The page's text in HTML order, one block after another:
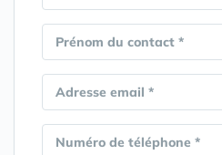
Prénom du contact *
Adresse email *
Numéro de téléphone *